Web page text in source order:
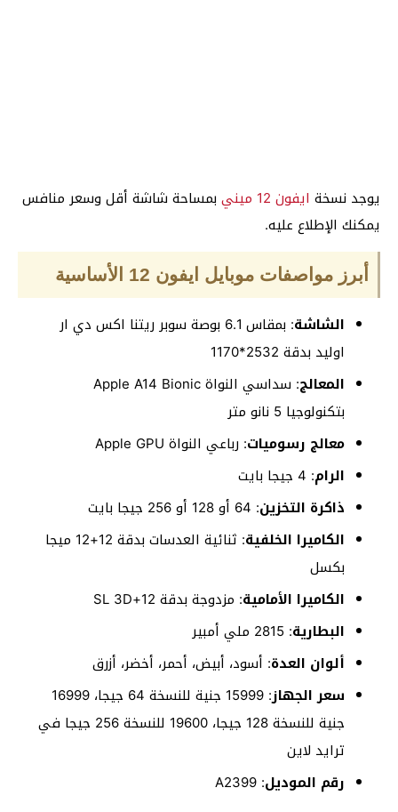
يوجد نسخة ايفون 12 ميني
بمساحة شاشة أقل وسعر منافس
يمكنك الإطلاع عليه.
أبرز مواصفات موبايل ايفون 12 الأساسية
الشاشة
: بمقاس 6.1 بوصة سوبر ريتنا اكس دي ار
اوليد بدقة 2532*1170
المعالج
: سداسي النواة Apple A14 Bionic
بتكنولوجيا 5 نانو متر
معالج رسوميات: رباعي النواة Apple GPU
الرام: 4 جيجا بايت
ذاكرة التخزين: 64 أو 128 أو 256 جيجا بايت
الكاميرا الخلفية
: ثنائية العدسات بدقة 12+12 ميجا
بكسل
الكاميرا الأمامية: مزدوجة بدقة 12+SL 3D
البطارية: 2815 ملي أمبير
ألوان العدة: أسود، أبيض، أحمر، أخضر، أزرق
سعر الجهاز
: 15999 جنية للنسخة 64 جيجا، 16999
جنية للنسخة 128 جيجا، 19600 للنسخة 256 جيجا في
ترايد لاين
رقم الموديل: A2399